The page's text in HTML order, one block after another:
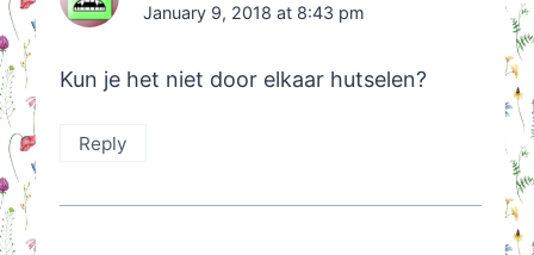
January 9, 2018 at 8:43 pm
Kun je het niet door elkaar hutselen?
Reply